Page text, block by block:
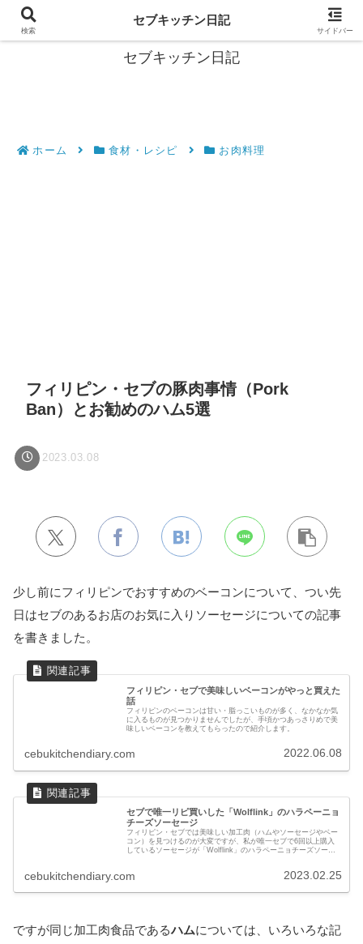
フィリピン・セブの移住情報やおすすめ食材・レシピを発信
セブキッチン日記
ホーム 食材・レシピ お肉料理
フィリピン・セブの豚肉事情（Pork
Ban）とお勧めのハム5選
2023.03.08
少し前にフィリピンでおすすめのベーコンについて、つい先
日はセブのあるお店のお気に入りソーセージについての記事
を書きました。
フィリピン・セブで美味しいベーコンがやっと買えた
話
フィリピンのベーコンは甘い・脂っこいものが多く、なかなか気
に入るものが見つかりませんでしたが、手頃かつあっさりめで美
味しいベーコンを教えてもらったので紹介します。
cebukitchendiary.com 2022.06.08
セブで唯一リピ買いした「Wolflink」のハラペーニョ
チーズソーセージ
フィリピン・セブでは美味しい加工肉（ハムやソーセージやベー
コン）を見つけるのが大変ですが、私が唯一セブで6回以上購入
しているソーセージが「Wolflink」のハラペーニョチーズソーセ
cebukitchendiary.com 2023.02.25
ですが同じ加工肉食品であるハムについては、いろいろな記
検索
セブキッチン日記
サイドバー